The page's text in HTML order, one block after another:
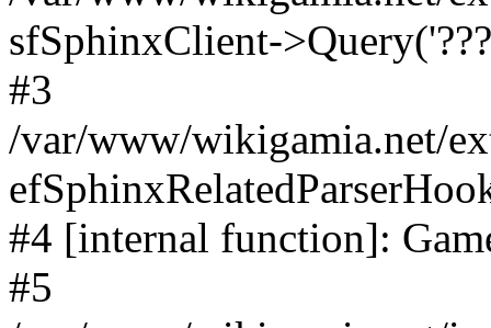
sfSphinxClient-
#3
/var/www/wikigamia.net/
#4 [internal function]:
#5